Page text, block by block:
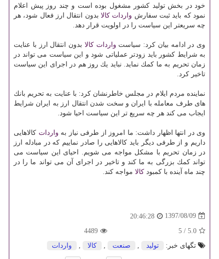
خود در بخش تولید كشور مشغول بوده است و چند روز پیش اعلام
نمود كه باید ثبت سفارش واردات كالا بدون انتقال ارز فعال شود، هر
چه سریعتر این سیاست را در اولویت قرار دهد.
وی در ادامه بیان كرد: سیاست واردات كالا بدون انتقال ارز با عنایت
به شرایط كشور باید زودتر عملیاتی شود و این سیاست می تواند در
زمان تحریم به ما كمك نماید. نباید یك روز هم در اجرای این سیاست
تاخیر كرد.
نماینده مردم ایلام در مجلس خاطرنشان كرد: با عنایت به تحریم بانك
های طرف معامله با ایران و سخت شدن انتقال ارز به ایران شرایط
ایجاب می كند هر چه سریع تر این سیاست احیا شود.
وی در انتها اظهار داشت: ما امروز از طرفی نیاز به واردات كالاهایی
داریم و از طرفی دیگر باید كالاهایی را صادر نماییم كه در مبادله ارز
در زمان تحریم با مشكل مواجه می شویم. احیای این سیاست می
تواند كمك بزرگی به ما كند و تاخیر در اجرای آن می تواند ما را در
چند ماه آینده با كمبود كالا مواجه كند.
1397/08/09
20:46:28
5.0
/
5
4489
تگهای خبر:
تولید صنعت كالا واردات